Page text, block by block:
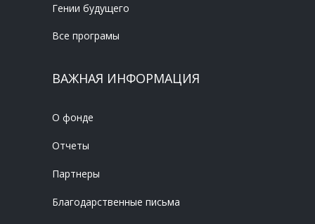
Гении будущего
Все програмы
ВАЖНАЯ ИНФОРМАЦИЯ
О фонде
Отчеты
Партнеры
Благодарственные письма